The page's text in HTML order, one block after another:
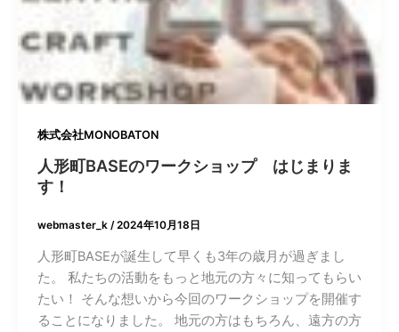
株式会社MONOBATON
人形町BASEのワークショップ はじまりま
す！
webmaster_k/2024年10月18日
人形町BASEが誕生して早くも3年の歳月が過ぎまし
た。 私たちの活動をもっと地元の方々に知ってもらい
たい！ そんな想いから今回のワークショップを開催す
ることになりました。 地元の方はもちろん、遠方の方